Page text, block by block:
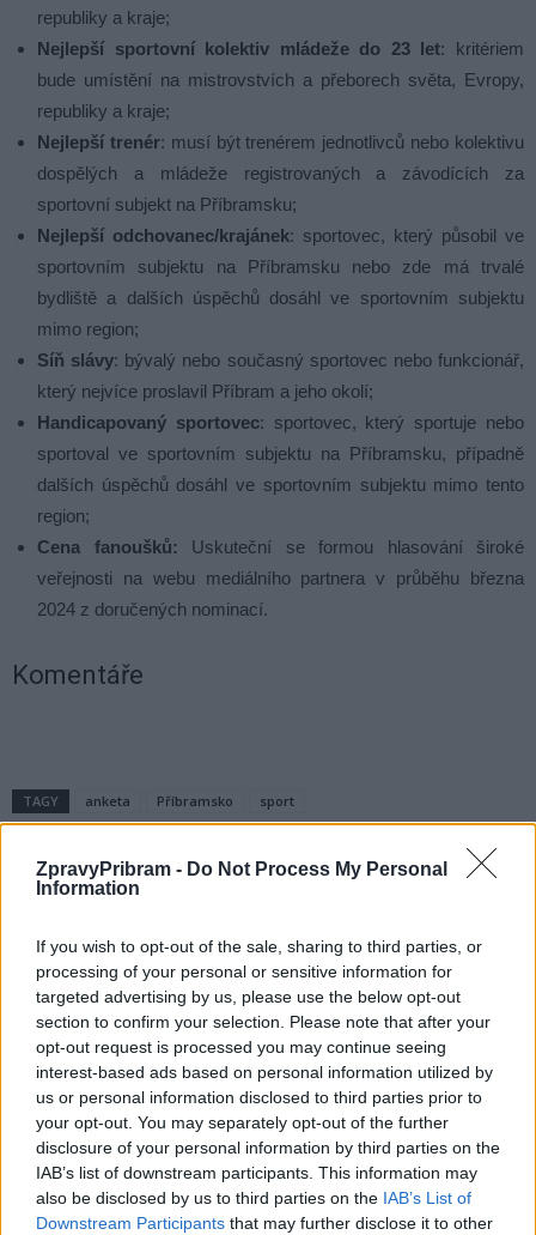
ZpravyPribram - Do Not Process My Personal
Information
If you wish to opt-out of the sale, sharing to third parties, or
processing of your personal or sensitive information for
targeted advertising by us, please use the below opt-out
section to confirm your selection. Please note that after your
opt-out request is processed you may continue seeing
interest-based ads based on personal information utilized by
us or personal information disclosed to third parties prior to
your opt-out. You may separately opt-out of the further
disclosure of your personal information by third parties on the
IAB’s list of downstream participants. This information may
also be disclosed by us to third parties on the IAB’s List of
Downstream Participants that may further disclose it to other
republiky a kraje;
Nejlepší sportovní kolektiv mládeže do 23 let: kritériem
bude umístění na mistrovstvích a přeborech světa, Evropy,
republiky a kraje;
Nejlepší trenér: musí být trenérem jednotlivců nebo kolektivu
dospělých a mládeže registrovaných a závodících za
sportovní subjekt na Příbramsku;
Nejlepší odchovanec/krajánek: sportovec, který působil ve
sportovním subjektu na Příbramsku nebo zde má trvalé
bydliště a dalších úspěchů dosáhl ve sportovním subjektu
mimo region;
Síň slávy: bývalý nebo současný sportovec nebo funkcionář,
který nejvíce proslavil Příbram a jeho okolí;
Handicapovaný sportovec: sportovec, který sportuje nebo
sportoval ve sportovním subjektu na Příbramsku, případně
dalších úspěchů dosáhl ve sportovním subjektu mimo tento
region;
Cena fanoušků: Uskuteční se formou hlasování široké
veřejnosti na webu mediálního partnera v průběhu března
2024 z doručených nominací.
Komentáře
TAGY anketa Příbramsko sport
Předchozí článek
Policisté na Příbramsku již
posuzovali dopravní přestupky
podle novely zákona
Následující článek
Automat na parkovišti u hřbitova
někdo poničil
SOUVISEJÍCÍ ČLÁNKY